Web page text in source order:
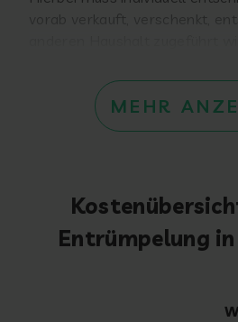
vorab verkauft, verschenkt,
MEHR
Entrümpelung